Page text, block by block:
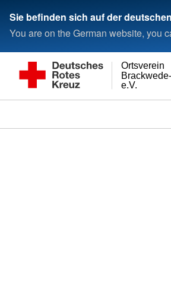
Sie befinden sich auf der
You are on the German website, you
e.V.
Ortsverein